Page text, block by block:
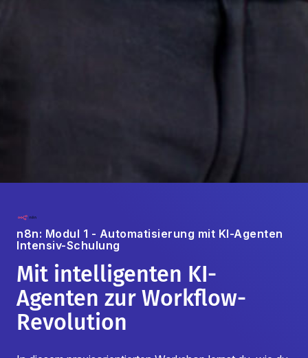
n8n: Modul 1 - Automatisierung mit KI-Agenten
Intensiv-Schulung
Mit intelligenten KI-
Agenten zur Workflow-
Revolution